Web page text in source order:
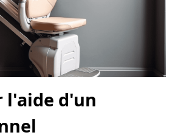
l'aide d'un